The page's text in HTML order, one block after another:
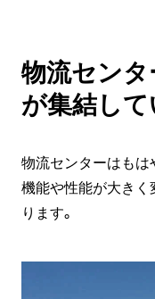
物流セン
が集結して
物流センターはもは
機能や性能が大きく
ります。